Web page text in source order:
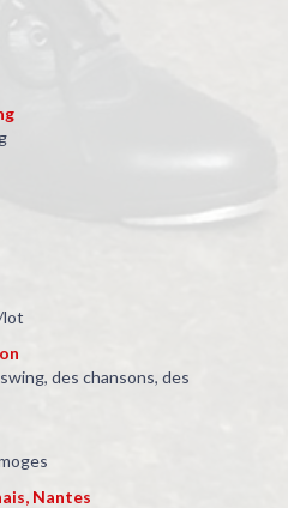
lot
des chansons, des
Nantes